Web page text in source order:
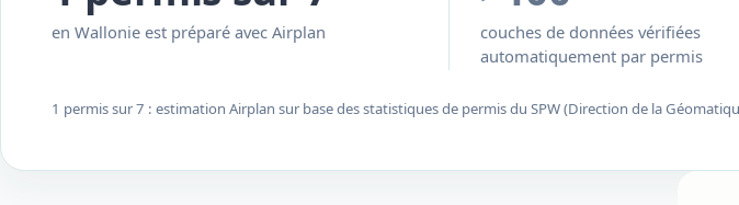
en Wallonie est préparé avec Airplan
couches de données vérifiées
automatiquement par permis
1 permis sur 7 : estimation Airplan sur base des statistiques de permis du SPW (Direction de la